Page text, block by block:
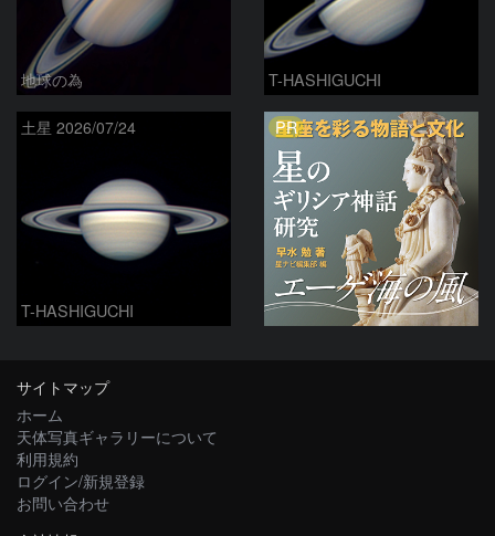
地球の為 T-HASHIGUCHI
土星 2026/07/24
T-HASHIGUCHI
PR
サイトマップ
ホーム
天体写真ギャラリーについて
利用規約
ログイン/新規登録
お問い合わせ